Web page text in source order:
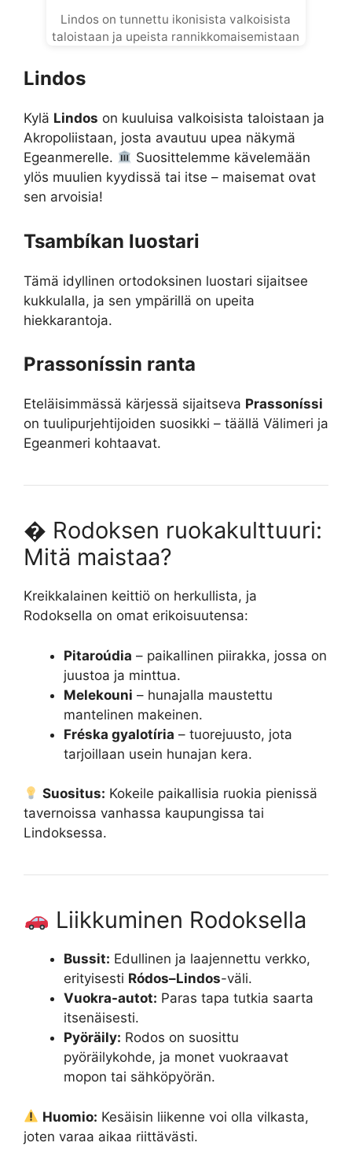
Lindos on tunnettu ikonisista valkoisista
taloistaan ja upeista rannikkomaisemistaan
Lindos
Kylä Lindos on kuuluisa valkoisista taloistaan ja
Akropoliistaan, josta avautuu upea näkymä
Egeanmerelle.
Suosittelemme kävelemään
ylös muulien kyydissä tai itse – maisemat ovat
sen arvoisia!
Tsambíkan luostari
Tämä idyllinen ortodoksinen luostari sijaitsee
kukkulalla, ja sen ympärillä on upeita
hiekkarantoja.
Prassoníssin ranta
Eteläisimmässä kärjessä sijaitseva Prassoníssi
on tuulipurjehtijoiden suosikki – täällä Välimeri ja
Egeanmeri kohtaavat.
� Rodoksen ruokakulttuuri:
Mitä maistaa?
Kreikkalainen keittiö on herkullista, ja
Rodoksella on omat erikoisuutensa:
Pitaroúdia – paikallinen piirakka, jossa on
juustoa ja minttua.
Melekouni – hunajalla maustettu
mantelinen makeinen.
Fréska gyalotíria – tuorejuusto, jota
tarjoillaan usein hunajan kera.
Suositus: Kokeile paikallisia ruokia pienissä
tavernoissa vanhassa kaupungissa tai
Lindoksessa.
Liikkuminen Rodoksella
Bussit: Edullinen ja laajennettu verkko,
erityisesti Ródos–Lindos-väli.
Vuokra-autot: Paras tapa tutkia saarta
itsenäisesti.
Pyöräily: Rodos on suosittu
pyöräilykohde, ja monet vuokraavat
mopon tai sähköpyörän.
Huomio: Kesäisin liikenne voi olla vilkasta,
joten varaa aikaa riittävästi.